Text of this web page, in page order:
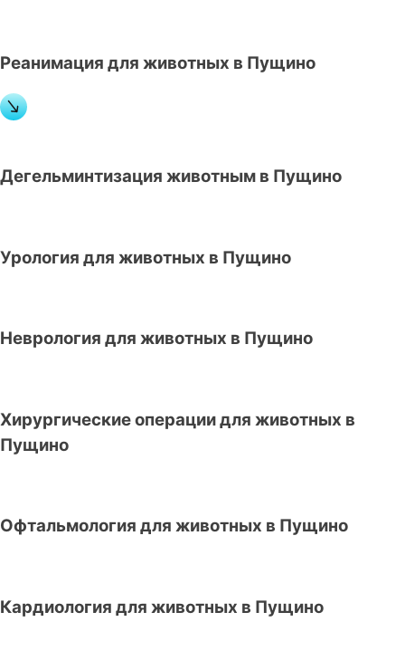
Реанимация для животных в Пущино
Дегельминтизация животным в Пущино
Урология для животных в Пущино
Неврология для животных в Пущино
Хирургические операции для животных в
Пущино
Офтальмология для животных в Пущино
Кардиология для животных в Пущино